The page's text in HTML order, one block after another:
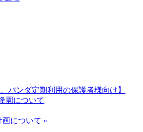
パンダ定期利用の保護者様向け】
園について
画について »